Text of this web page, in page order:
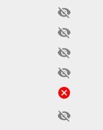
visibility_off
visibility_off
visibility_off
visibility_off
cancel
visibility_off